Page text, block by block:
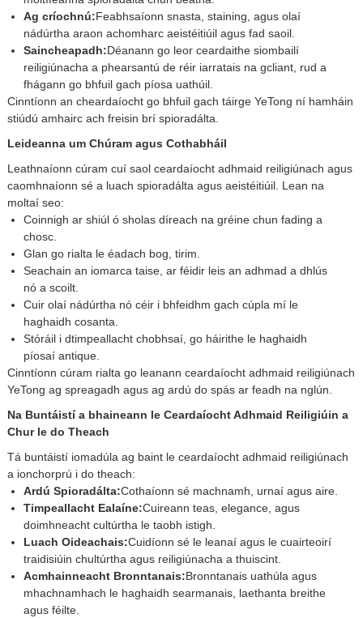
Ag críochnú:Feabhsaíonn snasta, staining, agus olaí
nádúrtha araon achomharc aeistéitiúil agus fad saoil.
Saincheapadh:Déanann go leor ceardaithe siombailí
reiligiúnacha a phearsantú de réir iarratais na gcliant, rud a
fhágann go bhfuil gach píosa uathúil.
Cinntíonn an cheardaíocht go bhfuil gach táirge YeTong ní hamháin
stiúdú amhairc ach freisin brí spioradálta.
Leideanna um Chúram agus Cothabháil
Leathnaíonn cúram cuí saol ceardaíocht adhmaid reiligiúnach agus
caomhnaíonn sé a luach spioradálta agus aeistéitiúil. Lean na
moltaí seo:
Coinnigh ar shiúl ó sholas díreach na gréine chun fading a
chosc.
Glan go rialta le éadach bog, tirim.
Seachain an iomarca taise, ar féidir leis an adhmad a dhlús
nó a scoilt.
Cuir olaí nádúrtha nó céir i bhfeidhm gach cúpla mí le
haghaidh cosanta.
Stóráil i dtimpeallacht chobhsaí, go háirithe le haghaidh
píosaí antique.
Cinntíonn cúram rialta go leanann ceardaíocht adhmaid reiligiúnach
YeTong ag spreagadh agus ag ardú do spás ar feadh na nglún.
Na Buntáistí a bhaineann le Ceardaíocht Adhmaid Reiligiúin a
Chur le do Theach
Tá buntáistí iomadúla ag baint le ceardaíocht adhmaid reiligiúnach
a ionchorprú i do theach:
Ardú Spioradálta:Cothaíonn sé machnamh, urnaí agus aire.
Timpeallacht Ealaíne:Cuireann teas, elegance, agus
doimhneacht cultúrtha le taobh istigh.
Luach Oideachais:Cuidíonn sé le leanaí agus le cuairteoirí
traidisiúin chultúrtha agus reiligiúnacha a thuiscint.
Acmhainneacht Bronntanais:Bronntanais uathúla agus
mhachnamhach le haghaidh searmanais, laethanta breithe
agus féilte.